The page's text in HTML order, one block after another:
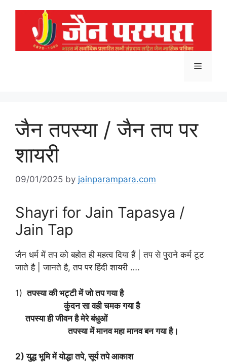
Menu
जैन तपस्या / जैन तप पर
शायरी
09/01/2025 by jainparampara.com
Shayri for Jain Tapasya /
Jain Tap
जैन धर्म में तप को बहोत ही महत्व दिया हैं | तप से पुराने कर्म टूट
जाते है | जानते है, तप पर हिंदी शायरी ….
1) तपस्या की भट्टी में जो तप गया है
कुंदन सा वही चमक गया है
तपस्या ही जीवन है मेरे बंधुओं
तपस्या में मानव महा मानव बन गया है।
2) युद्ध भूमि में योद्धा तपे, सूर्य तपे आकाश